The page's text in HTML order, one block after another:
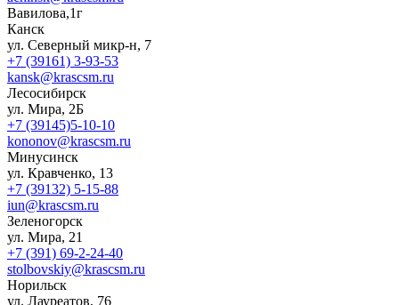
Вавилова,1г
Канск
ул. Северный микр-н, 7
+7 (39161) 3-93-53
kansk@krascsm.ru
Лесосибирск
ул. Мира, 2Б
+7 (39145)5-10-10
kononov@krascsm.ru
Минусинск
ул. Кравченко, 13
+7 (39132) 5-15-88
iun@krascsm.ru
Зеленогорск
ул. Мира, 21
+7 (391) 69-2-24-40
stolbovskiy@krascsm.ru
Норильск
ул. Лауреатов, 76